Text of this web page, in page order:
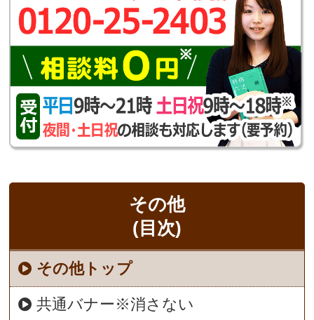
その他
(目次)
その他トップ
共通バナー※消さない